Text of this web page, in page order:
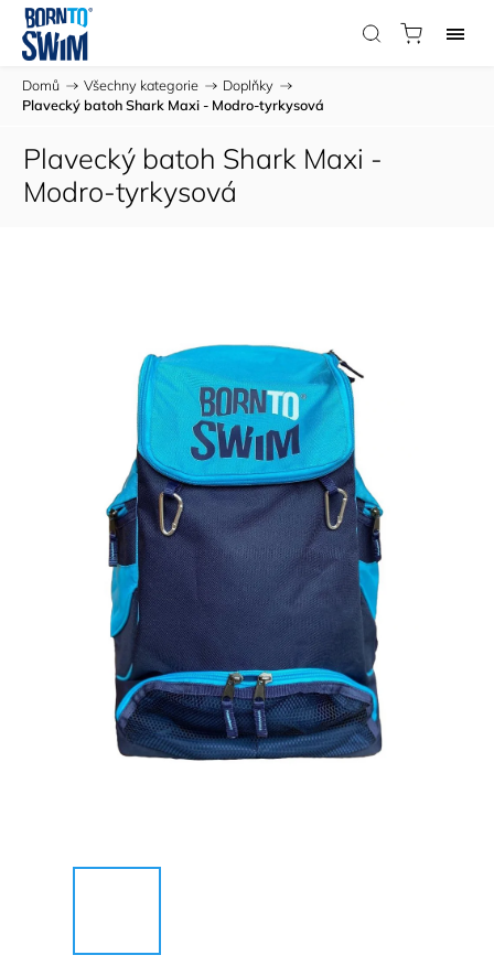
Domů / Všechny kategorie / Doplňky /
Plavecký batoh Shark Maxi - Modro-tyrkysová
Plavecký batoh Shark Maxi -
Modro-tyrkysová